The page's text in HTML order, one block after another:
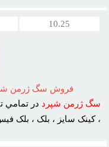
10.25
فروش سگ ژرمن
سگ ژرمن شپرد در تمامي
، کينک سايز ، بلک ، بلک